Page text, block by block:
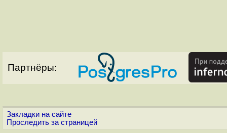
Партнёры:
Закладки на сайте
Проследить за страницей